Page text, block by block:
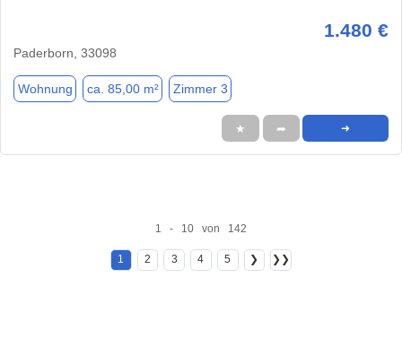
1.480 €
Paderborn, 33098
Wohnung ca. 85,00 m² Zimmer 3
★ ➦ ➜
1 - 10 von 142
1 2 3 4 5 ❯ ❯❯